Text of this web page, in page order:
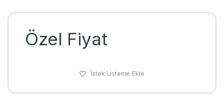
Özel Fiyat
İstek Listeme Ekle